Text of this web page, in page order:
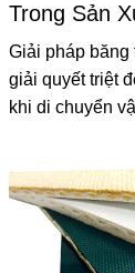
Trong Sản
Giải pháp băng
giải quyết triệt
khi di chuyển